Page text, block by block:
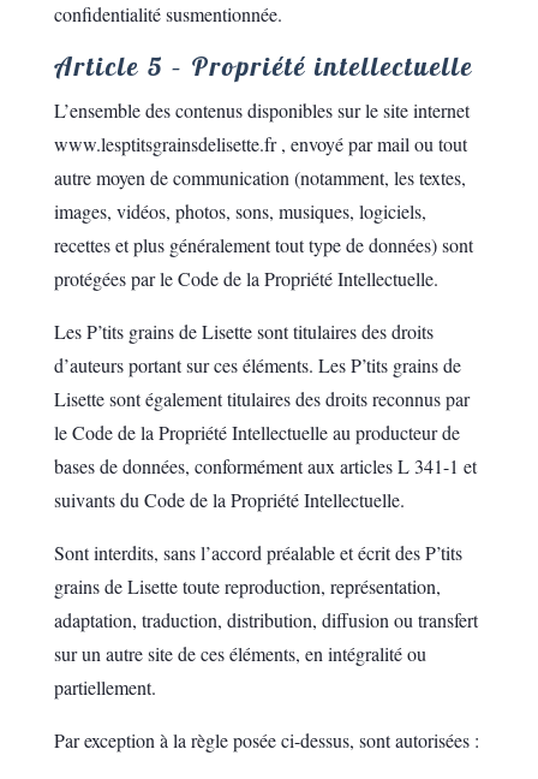
confidentialité susmentionnée.
Article 5 – Propriété intellectuelle
L’ensemble des contenus disponibles sur le site internet
www.lesptitsgrainsdelisette.fr , envoyé par mail ou tout
autre moyen de communication (notamment, les textes,
images, vidéos, photos, sons, musiques, logiciels,
recettes et plus généralement tout type de données) sont
protégées par le Code de la Propriété Intellectuelle.
Les P’tits grains de Lisette sont titulaires des droits
d’auteurs portant sur ces éléments. Les P’tits grains de
Lisette sont également titulaires des droits reconnus par
le Code de la Propriété Intellectuelle au producteur de
bases de données, conformément aux articles L 341-1 et
suivants du Code de la Propriété Intellectuelle.
Sont interdits, sans l’accord préalable et écrit des P’tits
grains de Lisette toute reproduction, représentation,
adaptation, traduction, distribution, diffusion ou transfert
sur un autre site de ces éléments, en intégralité ou
partiellement.
Par exception à la règle posée ci-dessus, sont autorisées :